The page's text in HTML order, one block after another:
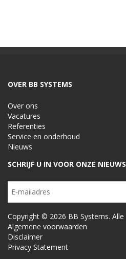
OVER BB SYSTEMS
Over ons
Vacatures
Referenties
Service en onderhoud
Nieuws
SCHRIJF U IN VOOR ONZE
Copyright © 2026 BB Systems.
Algemene voorwaarden
Disclaimer
Privacy Statement